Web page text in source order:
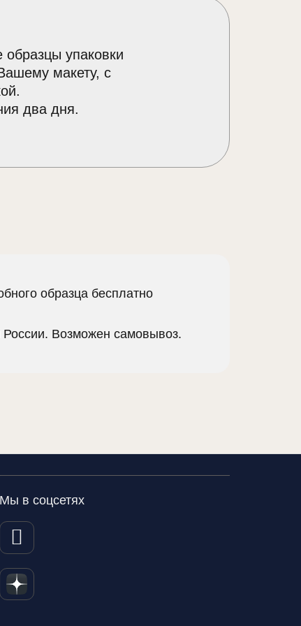
образцы упаковки
макету, с
два дня.
образца бесплатно
России. Возможен самовывоз.
Мы в соцсетях